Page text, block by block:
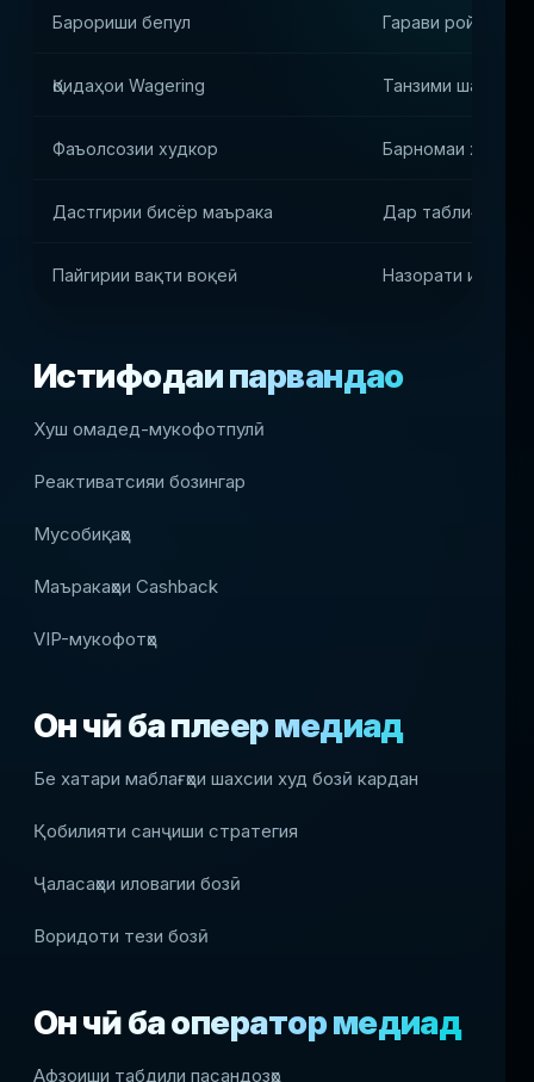
Барориши бепул Гарави ройгон
Қоидаҳои Wagering Танзими
Фаъолсозии худкор Барномаи худкор
Дастгирии бисёр маърака Дар таблиғоти
Пайгирии вақти воқеӣ Назорати
Истифодаи парвандаҳо
Хуш омадед-мукофотпулӣ
Реактиватсияи бозингар
Мусобиқаҳо
Маъракаҳои Cashback
VIP-мукофотҳо
Он чӣ ба плеер медиҳад
Бе хатари маблағҳои шахсии худ бозӣ кардан
Қобилияти санҷиши стратегия
Ҷаласаҳои иловагии бозӣ
Воридоти тези бозӣ
Он чӣ ба оператор медиҳад
Афзоиши табдили пасандозҳо